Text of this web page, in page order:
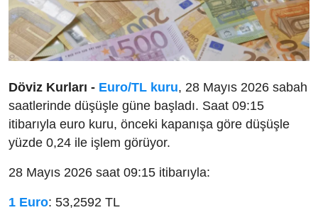
Döviz Kurları - Euro/TL kuru, 28 Mayıs 2026 sabah
saatlerinde düşüşle güne başladı. Saat 09:15
itibarıyla euro kuru, önceki kapanışa göre düşüşle
yüzde 0,24 ile işlem görüyor.
28 Mayıs 2026 saat 09:15 itibarıyla:
1 Euro: 53,2592 TL